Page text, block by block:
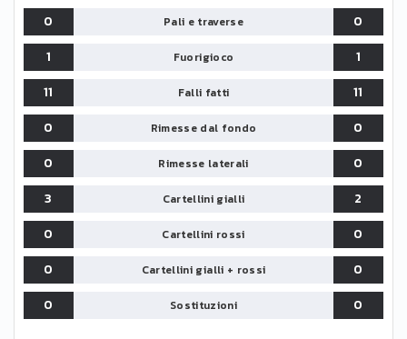
0 Pali e traverse
0
1
Fuorigioco
1
11
Falli fatti
11
0
Rimesse dal fondo
0
0
Rimesse laterali
0
3
Cartellini gialli
2
0
Cartellini rossi
0
0
Cartellini gialli + rossi
0
0
Sostituzioni 0